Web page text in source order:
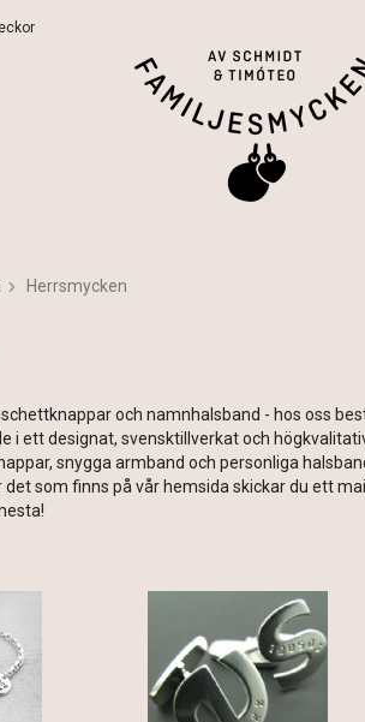
Herrsmycken
och namnhalsband - hos oss
i ett designat, svensktillverkat och
snygga armband och personliga
det som finns på vår hemsida skickar du ett